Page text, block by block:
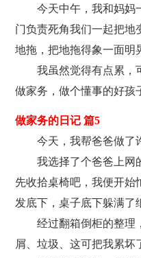
今天中午，我和妈妈
门负责死角我们一起把地
地拖，把地拖得象一面明
我虽然觉得有点累，
做家务，做个懂事的好孩
做家务的日记 篇5
今天，我帮爸爸做了
我选择了个爸爸上网
先收拾桌椅吧，我便开始
发底下，桌子底下躲满了
经过翻箱倒柜的整理
屑、垃圾、这可把我累坏